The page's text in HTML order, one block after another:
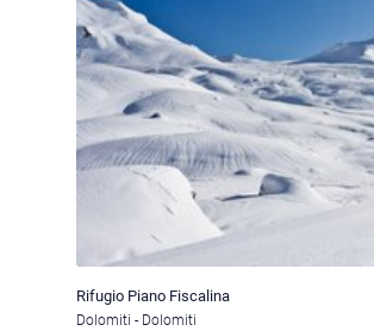
Rifugio Piano Fiscalina
Dolomiti - Dolomiti